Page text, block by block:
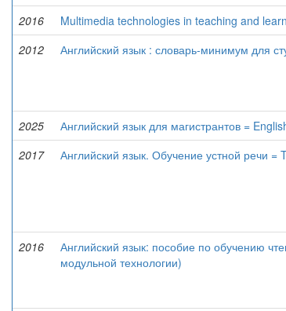
2016 Multimedia technologies in teaching and
2012
Английский язык : словарь-минимум для
2025
Английский язык для магистрантов =
2017
Английский язык. Обучение устной речи
2016
Английский язык: пособие по обучению
модульной технологии)